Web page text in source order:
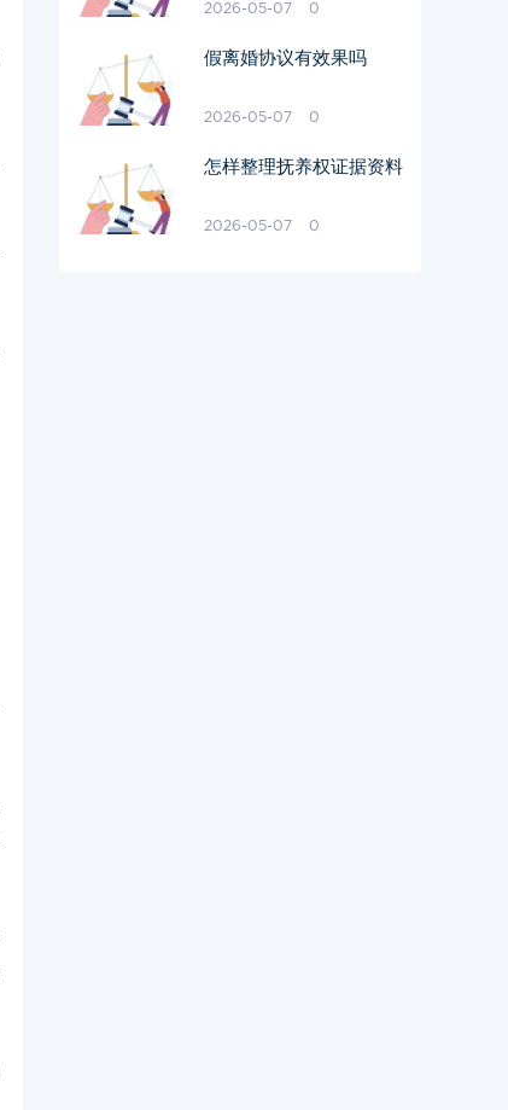
2026-05-07 0
假离婚协议有效果吗
2026-05-07 0
怎样整理抚养权证据资料
2026-05-07 0